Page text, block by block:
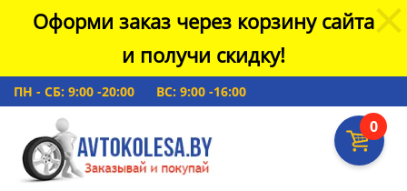
Оформи заказ через корзину сайта
и получи скидку!
ПН - СБ: 9:00 -20:00 ВС: 9:00 -16:00
0